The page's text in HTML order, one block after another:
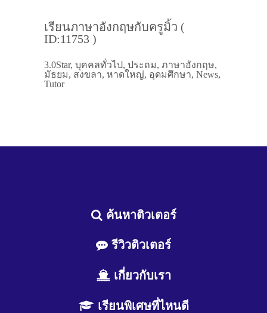
เรียนภาษาอังกฤษกับครูมิ้ว (
ID:11753 )
3.0Star, บุคคลทั่วไป, ประถม, ภาษาอังกฤษ,
มัธยม, สงขลา, หาดใหญ่, อุดมศึกษา, News,
Tutor
ค้นหาติวเตอร์
รีวิวติวเตอร์
เกี่ยวกับเรา
เรียนพิเศษที่ไหนดี